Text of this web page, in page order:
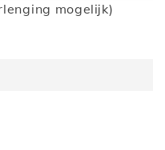
mogelijk)
met behulp van de
opzetkast